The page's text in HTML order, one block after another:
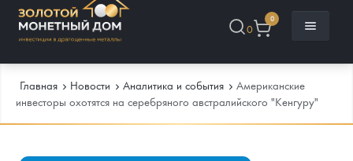
0
0
Главная Новости Аналитика и события
Американские
инвесторы охотятся на серебряного австралийского "Кенгуру"